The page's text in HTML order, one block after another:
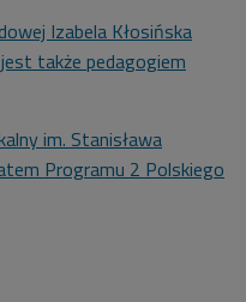
Izabela Kłosińska
także pedagogiem
im. Stanisława
Programu 2 Polskiego